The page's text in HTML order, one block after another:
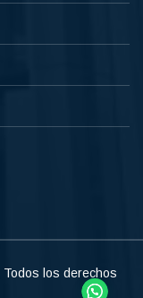
Todos los derechos